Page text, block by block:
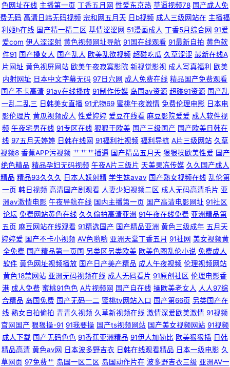
亚洲分区电影更新 国产精品干在线 国模吧一区二区日日干 精品欧美色综合
久久看久久做 91天堂五月 福利网导航 国产精品午夜啪啪视频 九一干逼视频
久久精品超碰 日屄视频网 少妇精品一区二区三区 影音先锋av妇女 99艹在线
观看 久久AV 深夜成人AV网 亚洲色第一页 影音先锋中文字幕日 91在线永久
观看直播 国产自产精品一区精品 久久嫩草精品久 欧美性爱导航 日本黑人2人
的天堂 影音先锋AV色 91jiuyi 超碰97A片 九久综艺香蕉 日韩有骂码中文字幕
影音先锋无码区 91成人小电影 91国产原创大香蕉 91免费大片 91视日韩人妻
97不卡在线视频 久久成人午夜网站 日韩免费黄色网址 一级少女一线天 91爱
国国产精品 91黄色视频偷拍 95福利视频 不卡av影院在线观看 福利视频站
欧美性爱视屏18 亚洲欧美福利导航 91色情软件下载 91在线观看玖玖 TS国产
视频在线看 传媒在线看 老司机福利91视频 欧美专区第38页 91大神原创 无
码日啪网 91丝袜海角 97资源站在线观看 超碰中文91 激情五月天社区 91视
频导航 91在线深夜 不卡免费AV高清电影 日韩视频123区 91精品在线观看免
色网址在线 主播第一页 丁香五月网 性爱东京热 草逼视频78 国产成人免
费无码 高清日韩无码视频 宗和网五月天 日b视频 成人三级网站在 主播福
利姬h在线 国产精一精二区 基情涩涩网 51漫画成人 丁香5月综合网 91爱
爱com 伊人涩涩射 黄色视频网址导航 91国在线观看 91最新自拍 黄色软
件91 国产操女人 国产乱人 欧美乱欲视频 超碰吃瓜 久草涩涩 最新在线A
片网址 黄色视屏网站 欧美午夜寂寞影院 新视觉影视 成人写真福利
欧美
内射网址 日本中文字幕无码 97日穴网 成人免费在线 精品国产免费观看
国产不卡高清 91av在线播放 91制作传媒 岛国av资源 超碰91资源 国产乱
一乱二乱三 日韩美女直播 91尤物69 蜜桃午夜激情 免费伦理电影 日本电
影伦理片 黄瓜视频成人 性爱婷婷 爱豆在线看 麻豆影院爱爱 成人软件视
频 午夜宅男在线 91专区在线 狠狠干欧美 国产三级国产 国产欧美日韩在
线 97五月天婷婷 日韩在线网 91福利社视频 福利导航 A片三级网站 久草
视频8 香蕉APP污视频 艹艹艹插逼 国产精品五月天 狠狠操欧美性爱 国产
绝色精品 精品孕妇无码视频 午夜A片三级片 天美果冻传媒 久久国产成人
精品 精品93久久久 日本人妖射精 学生妹avav 国产熟女视频在线 乱伦第
一页 韩日视频 高清国产剧观看 人妻少妇视频二区 成人无码高清毛片 亚
洲av激情电影 午夜导航在线 国内主播第一页 国产高清电影网址 91社区
论坛 免费网站黄色在线 久久偷拍高清亚洲 91午夜在线免费 亚洲精品第
五页 麻豆网站在线观看 91精选国产 国产精品亚洲 黄色三级成年 五月天
婷婷爱 国产不卡小视频 AV色哟哟 亚洲天堂丁香五月 91社网 美女视频黄
全免费 国产精品第一页国 另类区另类欧美 欧美色图乱伦小说 免费成人
软件 黄色网址视频播放 国产日产美产精品 成人午夜视频 伦理视频网站
黄色18禁网站 亚洲无码视频在线 成人无码看片 91原创社区 伦理电影香
港 成人免费 蜜桃91色色 A片视频网 国产自在线 操欧美老女人 人人97综
合精品 岛国免费 国产无码一二 蜜桃tv网站入口 国产第66页 另类国产在
线 熟女自拍偷拍 青青久视频 久草新视频在线 激情深爱欧美激情 91视频
官网国产 狠狠操-91 91我要操 国产ts视频网站 国产美女视频网站 91视频
成人下载 国产无码色色 91香蕉亚洲精品 91伊人加勒比 欧美狠狠插 日韩
精品高清 黄色av网 日本波多野吉衣 日韩在线观看精品 日本一级电影 久
草网页 97免费艹 岛国一区二区 岛国动作片在 波多野吉衣三级 亚洲AV一